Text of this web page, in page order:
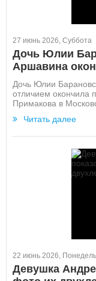
27 июнь 2026, Суббота
Дочь Юлии
Аршавина
Дочь Юлии
отличием окончила
Примакова в
Читать далее
22 июнь 2026,
Девушка